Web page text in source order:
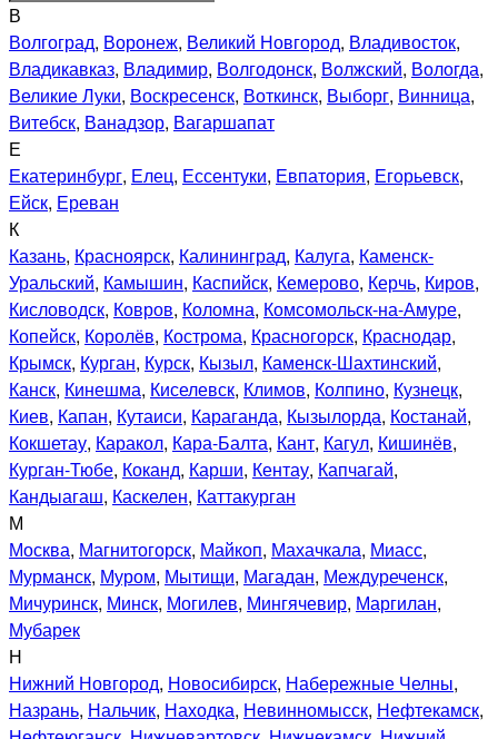
В
Волгоград, Воронеж, Великий Новгород, Владивосток,
Владикавказ, Владимир, Волгодонск, Волжский, Вологда,
Великие Луки, Воскресенск, Воткинск, Выборг, Винница,
Витебск, Ванадзор, Вагаршапат
Е
Екатеринбург, Елец, Ессентуки, Евпатория, Егорьевск,
Ейск, Ереван
К
Казань, Красноярск, Калининград, Калуга, Каменск-
Уральский, Камышин, Каспийск, Кемерово, Керчь, Киров,
Кисловодск, Ковров, Коломна, Комсомольск-на-Амуре,
Копейск, Королёв, Кострома, Красногорск, Краснодар,
Крымск, Курган, Курск, Кызыл, Каменск-Шахтинский,
Канск, Кинешма, Киселевск, Климов, Колпино, Кузнецк,
Киев, Капан, Кутаиси, Караганда, Кызылорда, Костанай,
Кокшетау, Каракол, Кара-Балта, Кант, Кагул, Кишинёв,
Курган-Тюбе, Коканд, Карши, Кентау, Капчагай,
Кандыагаш, Каскелен, Каттакурган
М
Москва, Магнитогорск, Майкоп, Махачкала, Миасс,
Мурманск, Муром, Мытищи, Магадан, Междуреченск,
Мичуринск, Минск, Могилев, Мингячевир, Маргилан,
Мубарек
Н
Нижний Новгород, Новосибирск, Набережные Челны,
Назрань, Нальчик, Находка, Невинномысск, Нефтекамск,